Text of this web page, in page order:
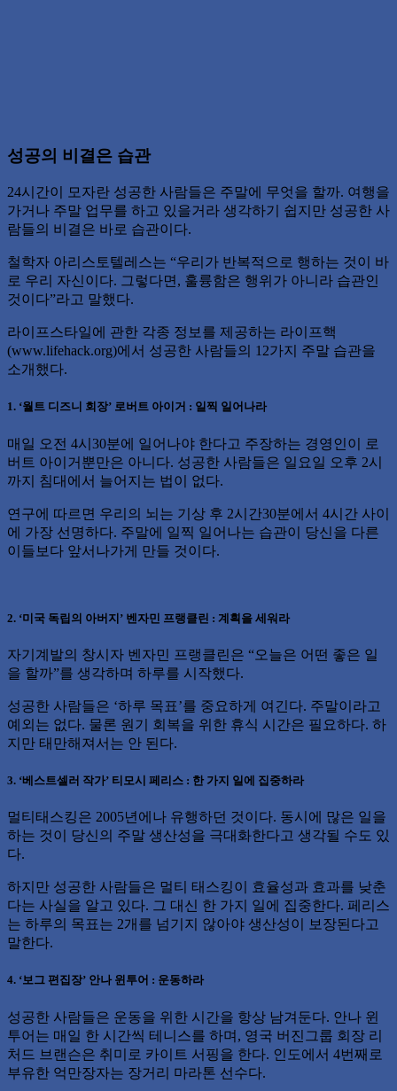
성공의 비결은 습관
24시간이 모자란 성공한 사람들은 주말에 무엇을 할까. 여행을
가거나 주말 업무를 하고 있을거라 생각하기 쉽지만 성공한 사
람들의 비결은 바로 습관이다.
철학자 아리스토텔레스는 “우리가 반복적으로 행하는 것이 바
로 우리 자신이다. 그렇다면, 훌륭함은 행위가 아니라 습관인
것이다”라고 말했다.
라이프스타일에 관한 각종 정보를 제공하는 라이프핵
(www.lifehack.org)에서 성공한 사람들의 12가지 주말 습관을
소개했다.
1. ‘월트 디즈니 회장’ 로버트 아이거 : 일찍 일어나라
매일 오전 4시30분에 일어나야 한다고 주장하는 경영인이 로
버트 아이거뿐만은 아니다. 성공한 사람들은 일요일 오후 2시
까지 침대에서 늘어지는 법이 없다.
연구에 따르면 우리의 뇌는 기상 후 2시간30분에서 4시간 사이
에 가장 선명하다. 주말에 일찍 일어나는 습관이 당신을 다른
이들보다 앞서나가게 만들 것이다.
2. ‘미국 독립의 아버지’ 벤자민 프랭클린 : 계획을 세워라
자기계발의 창시자 벤자민 프랭클린은 “오늘은 어떤 좋은 일
을 할까”를 생각하며 하루를 시작했다.
성공한 사람들은 ‘하루 목표’를 중요하게 여긴다. 주말이라고
예외는 없다. 물론 원기 회복을 위한 휴식 시간은 필요하다. 하
지만 태만해져서는 안 된다.
3. ‘베스트셀러 작가’ 티모시 페리스 : 한 가지 일에 집중하라
멀티태스킹은 2005년에나 유행하던 것이다. 동시에 많은 일을
하는 것이 당신의 주말 생산성을 극대화한다고 생각될 수도 있
다.
하지만 성공한 사람들은 멀티 태스킹이 효율성과 효과를 낮춘
다는 사실을 알고 있다. 그 대신 한 가지 일에 집중한다. 페리스
는 하루의 목표는 2개를 넘기지 않아야 생산성이 보장된다고
말한다.
4. ‘보그 편집장’ 안나 윈투어 : 운동하라
성공한 사람들은 운동을 위한 시간을 항상 남겨둔다. 안나 윈
투어는 매일 한 시간씩 테니스를 하며, 영국 버진그룹 회장 리
처드 브랜슨은 취미로 카이트 서핑을 한다. 인도에서 4번째로
부유한 억만장자는 장거리 마라톤 선수다.